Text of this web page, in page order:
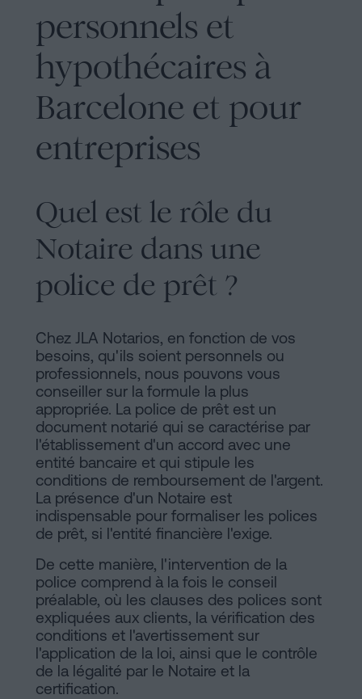
personnels et
hypothécaires à
Barcelone et pour
entreprises
Quel est le rôle du
Notaire dans une
police de prêt ?
Chez JLA Notarios, en fonction de vos
besoins, qu'ils soient personnels ou
professionnels, nous pouvons vous
conseiller sur la formule la plus
appropriée. La police de prêt est un
document notarié qui se caractérise par
l'établissement d'un accord avec une
entité bancaire et qui stipule les
conditions de remboursement de l'argent.
La présence d'un Notaire est
indispensable pour formaliser les polices
de prêt, si l'entité financière l'exige.
De cette manière, l'intervention de la
police comprend à la fois le conseil
préalable, où les clauses des polices sont
expliquées aux clients, la vérification des
conditions et l'avertissement sur
l'application de la loi, ainsi que le contrôle
de la légalité par le Notaire et la
certification.